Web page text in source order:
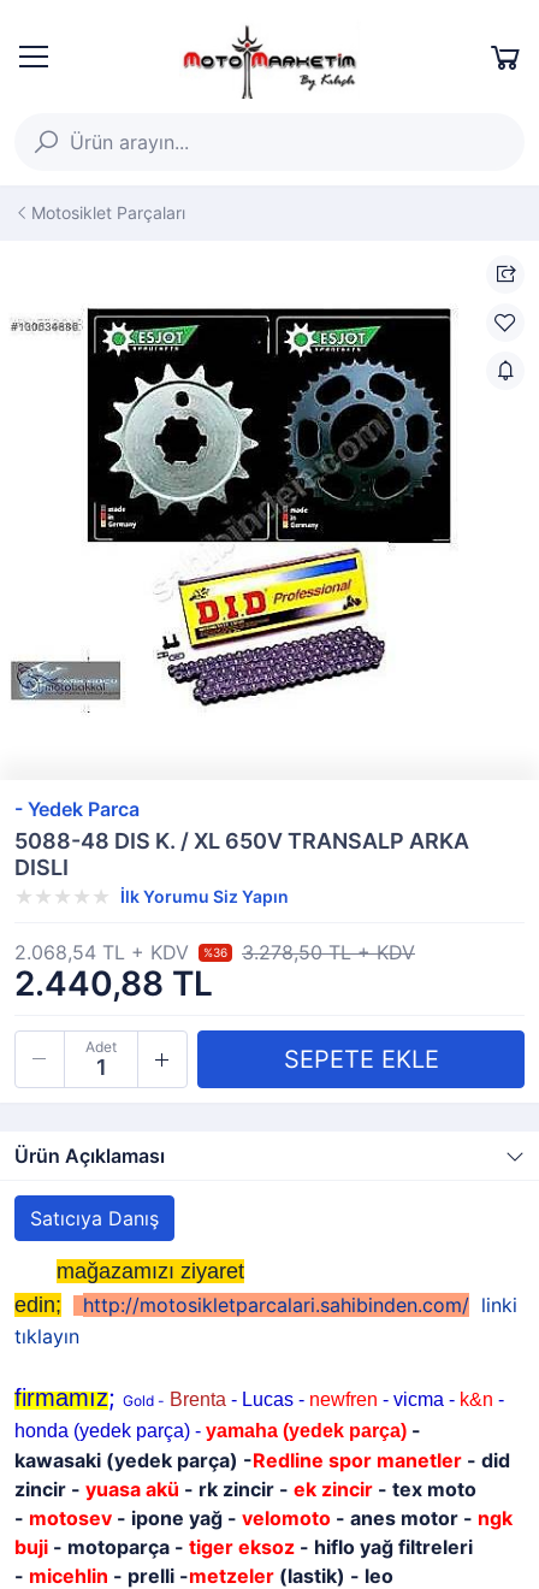
Motosiklet Parçaları
- Yedek Parca
5088-48 DIS K. / XL 650V TRANSALP ARKA
DISLI
İlk Yorumu Siz Yapın
2.440,88 TL
2.068,54 TL + KDV %36 3.278,50 TL + KDV
Adet
Ürün Açıklaması
Satıcıya Danış
mağazamızı ziyaret
edin;
http://motosikletparcalari.sahibinden.com/ linki
tıklayın
firmamız; Gold - Brenta - Lucas - newfren - vicma - k&n -
honda (yedek parça) - yamaha (yedek parça) -
kawasaki (yedek parça) -Redline spor manetler - did
zincir - yuasa akü - rk zincir - ek zincir - tex moto
- motosev - ipone yağ - velomoto - anes motor - ngk
buji - motoparça - tiger eksoz - hiflo yağ filtreleri
- micehlin - prelli -metzeler (lastik) - leo